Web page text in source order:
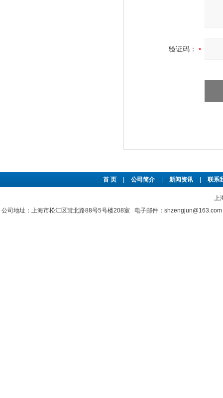
验证码：
首 页 公司简介 新闻资讯 联系
上
公司地址：上海市松江区茸北路88号5号楼208室 电子邮件：